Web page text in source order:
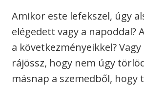
Amikor este lefekszel, úgy
elégedett vagy a napoddal?
a következményeikkel?
rájössz, hogy nem úgy
másnap a szemedből, hogy